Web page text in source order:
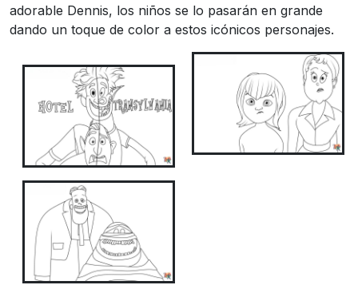
adorable Dennis, los niños se lo pasarán en grande
dando un toque de color a estos icónicos personajes.